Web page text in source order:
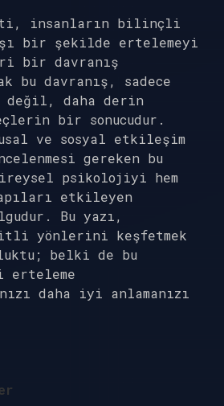
insanların bilinçli
bir şekilde ertelemeyi
bir davranış
bu davranış, sadece
değil, daha derin
bir sonucudur.
ve sosyal etkileşim
gereken bu
psikolojiyi hem
etkileyen
Bu yazı,
yönlerini keşfetmek
belki de bu
erteleme
daha iyi anlamanızı